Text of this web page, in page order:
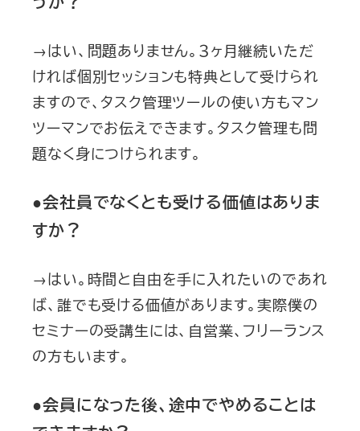
→はい、問題ありません。３ヶ月継続いただ
ければ個別セッションも特典として受けられ
ますので、タスク管理ツールの使い方もマン
ツーマンでお伝えできます。タスク管理も問
題なく身につけられます。
●会社員でなくとも受ける価値はありま
すか？
→はい。時間と自由を手に入れたいのであれ
ば、誰でも受ける価値があります。実際僕の
セミナーの受講生には、自営業、フリーランス
の方もいます。
●会員になった後、途中でやめることは